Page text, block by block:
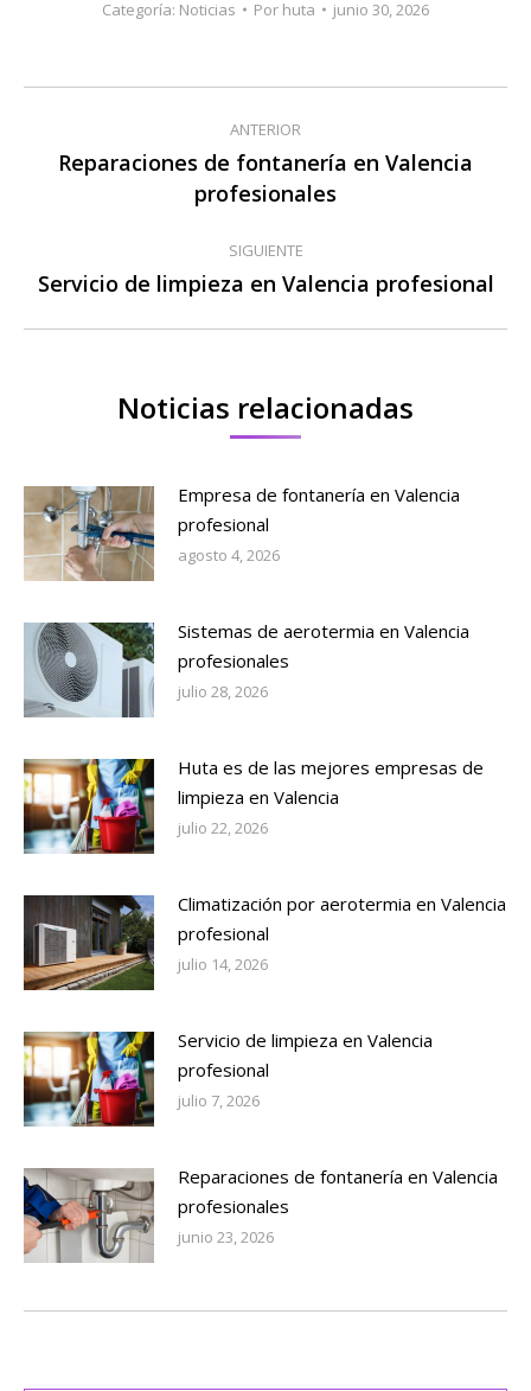
Categoría: Noticias Por huta junio 30, 2026
Navegación
entre
publicaciones
ANTERIOR
Publicación
anterior:
Reparaciones de fontanería en Valencia
profesionales
SIGUIENTE
Publicación
Servicio de limpieza en Valencia profesional
Noticias relacionadas
Empresa de fontanería en Valencia
profesional
agosto 4, 2026
Sistemas de aerotermia en Valencia
profesionales
julio 28, 2026
Huta es de las mejores empresas de
limpieza en Valencia
julio 22, 2026
Climatización por aerotermia en Valencia
profesional
julio 14, 2026
Servicio de limpieza en Valencia
profesional
julio 7, 2026
Reparaciones de fontanería en Valencia
profesionales
junio 23, 2026